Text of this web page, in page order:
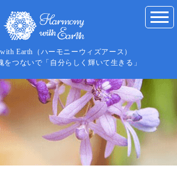
Earth（ハーモニーウィズアース）
をつないで「自分らしく輝いて生きる」